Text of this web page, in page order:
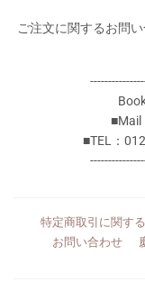
ご注文に関するお問
■Mail
■TEL：
特定商取引に関す
お問い合わせ